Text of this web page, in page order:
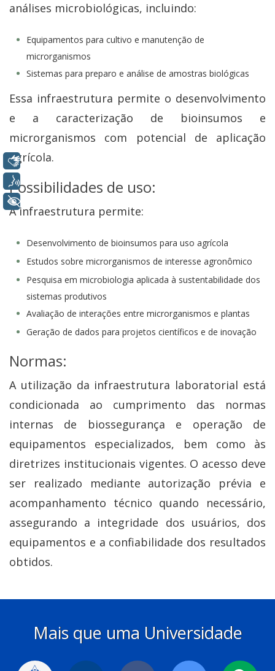
análises microbiológicas, incluindo:
Equipamentos para cultivo e manutenção de
microrganismos
Sistemas para preparo e análise de amostras biológicas
Essa infraestrutura permite o desenvolvimento
e a caracterização de bioinsumos e
microrganismos com potencial de aplicação
agrícola.
Possibilidades de uso:
A infraestrutura permite:
Desenvolvimento de bioinsumos para uso agrícola
Estudos sobre microrganismos de interesse agronômico
Pesquisa em microbiologia aplicada à sustentabilidade dos
sistemas produtivos
Avaliação de interações entre microrganismos e plantas
Geração de dados para projetos científicos e de inovação
Normas:
A utilização da infraestrutura laboratorial está
condicionada ao cumprimento das normas
internas de biossegurança e operação de
equipamentos especializados, bem como às
diretrizes institucionais vigentes. O acesso deve
ser realizado mediante autorização prévia e
acompanhamento técnico quando necessário,
assegurando a integridade dos usuários, dos
equipamentos e a confiabilidade dos resultados
obtidos.
Mais que uma Universidade
Libras
Voz